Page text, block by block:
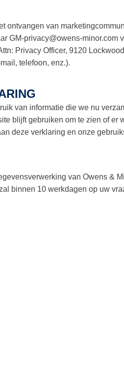
ontvangen van
GM-privacy@owens-minor.com
Privacy Officer, 9120
telefoon, enz.).
van informatie die we nu
blijft gebruiken om te zien of er
deze verklaring en onze
van Owens &
binnen 10 werkdagen op uw